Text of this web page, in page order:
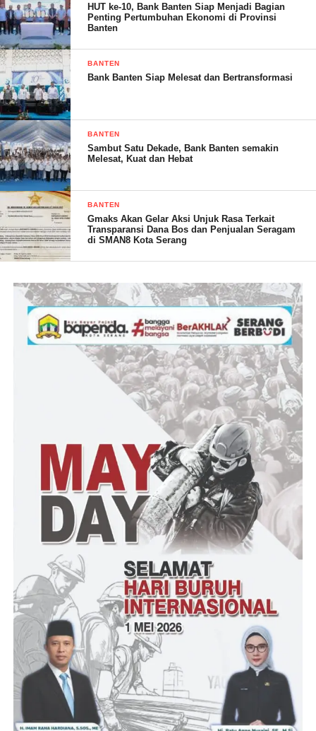
Post Views:
HUT ke-10, Bank Banten Siap Menjadi Bagian
Penting Pertumbuhan Ekonomi di Provinsi
Banten
BANTEN
Bank Banten Siap Melesat dan Bertransformasi
BANTEN
Sambut Satu Dekade, Bank Banten semakin
Melesat, Kuat dan Hebat
BANTEN
Gmaks Akan Gelar Aksi Unjuk Rasa Terkait
Transparansi Dana Bos dan Penjualan Seragam
di SMAN8 Kota Serang